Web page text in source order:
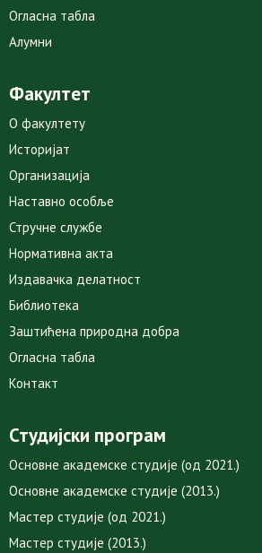
Огласна табла
Алумни
Факултет
О факултету
Историјат
Организација
Наставно особље
Стручне службе
Нормативна акта
Издавачка делатност
Библиотека
Заштићена природна добра
Огласна табла
Контакт
Студијски програм
Основне академске студије (од 2021.)
Основне академске студије (2013.)
Мастер студије (од 2021.)
Мастер студије (2013.)